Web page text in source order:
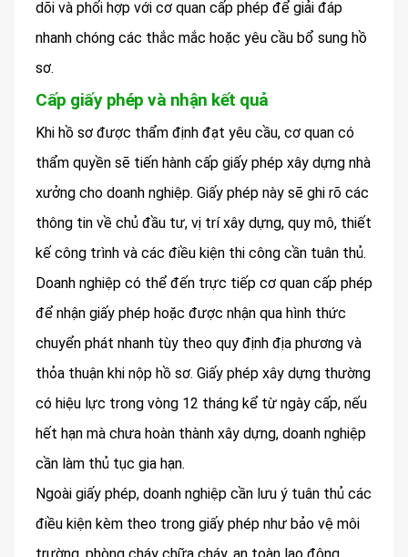
dõi và phối hợp với cơ quan cấp phép để giải đáp
nhanh chóng các thắc mắc hoặc yêu cầu bổ sung hồ
sơ.
Cấp giấy phép và nhận kết quả
Khi hồ sơ được thẩm định đạt yêu cầu, cơ quan có
thẩm quyền sẽ tiến hành cấp giấy phép xây dựng nhà
xưởng cho doanh nghiệp. Giấy phép này sẽ ghi rõ các
thông tin về chủ đầu tư, vị trí xây dựng, quy mô, thiết
kế công trình và các điều kiện thi công cần tuân thủ.
Doanh nghiệp có thể đến trực tiếp cơ quan cấp phép
để nhận giấy phép hoặc được nhận qua hình thức
chuyển phát nhanh tùy theo quy định địa phương và
thỏa thuận khi nộp hồ sơ. Giấy phép xây dựng thường
có hiệu lực trong vòng 12 tháng kể từ ngày cấp, nếu
hết hạn mà chưa hoàn thành xây dựng, doanh nghiệp
cần làm thủ tục gia hạn.
Ngoài giấy phép, doanh nghiệp cần lưu ý tuân thủ các
điều kiện kèm theo trong giấy phép như bảo vệ môi